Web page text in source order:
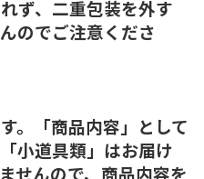
ず、二重包装を外す
のでご注意くださ
。「商品内容」として
小道具類」はお届け
せんので、商品内容を